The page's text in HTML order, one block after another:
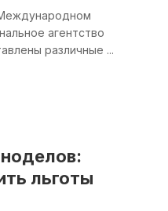
агентство
различные ...
льготы